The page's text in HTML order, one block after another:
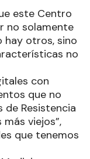
este Centro
no solamente
hay otros, sino
no
con
que no
de Resistencia
viejos”,
que tenemos